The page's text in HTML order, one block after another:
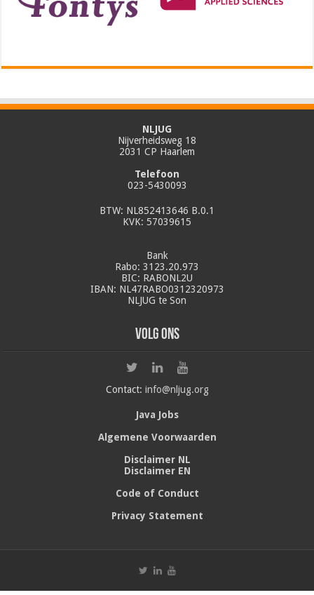
NLJUG
Nijverheidsweg 18
2031 CP Haarlem
Telefoon
023-5430093
BTW: NL852413646 B.0.1
KVK: 57039615
Bank
Rabo: 3123.20.973
BIC: RABONL2U
IBAN: NL47RABO0312320973
NLJUG te Son
Volg ons
Contact: info@nljug.org
Java Jobs
Algemene Voorwaarden
Disclaimer NL
Disclaimer EN
Code of Conduct
Privacy Statement